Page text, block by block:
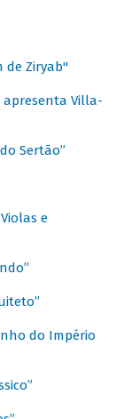
de Ziryab"
apresenta Villa-
Sertão”
e
do Império